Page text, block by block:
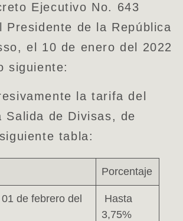
Ejecutivo No. 643
Presidente de la República
el 10 de enero del 2022
siguiente:
la tarifa del
Salida de Divisas, de
tabla:
Porcentaje
de febrero del
Hasta
3,75%